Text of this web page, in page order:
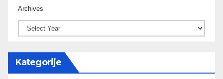
Archives
Kategorije